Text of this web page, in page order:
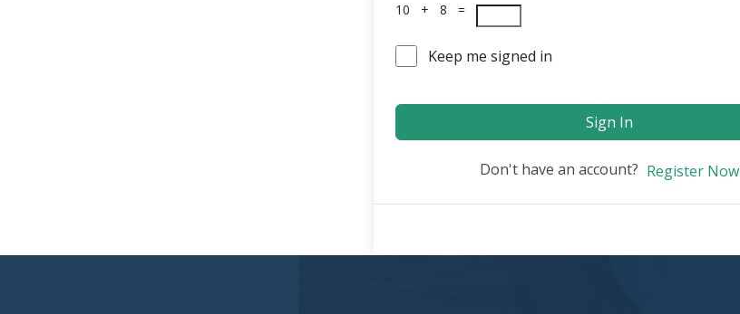
10 + 8 =
Keep me signed in
Sign In
Don't have an account? Register Now